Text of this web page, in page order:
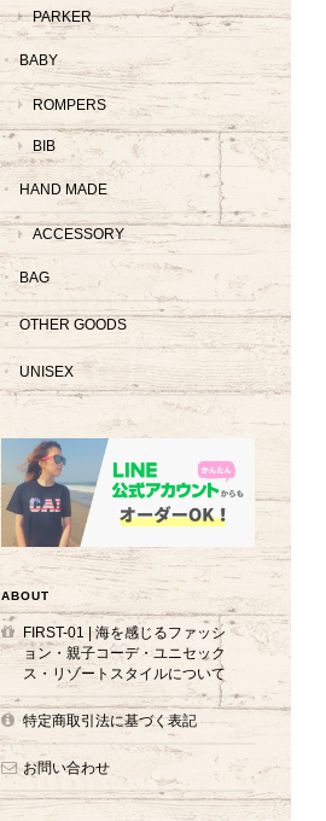
PARKER
BABY
ROMPERS
BIB
HAND MADE
ACCESSORY
BAG
OTHER GOODS
UNISEX
ABOUT
FIRST-01 | 海を感じるファッシ
ョン・親子コーデ・ユニセック
ス・リゾートスタイルについて
特定商取引法に基づく表記
お問い合わせ